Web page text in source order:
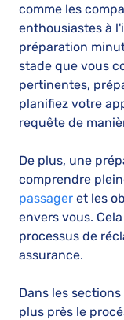
comme les
enthousiastes à
préparation
stade que vous
pertinentes,
planifiez votre
requête de
De plus, une
comprendre
passager et les
envers vous.
processus de
assurance.
Dans les
plus près le